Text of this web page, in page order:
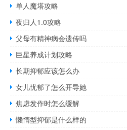
单人魔塔攻略
夜归人1.0攻略
父母有精神病会遗传吗
巨星养成计划攻略
长期抑郁应该怎么办
女儿忧郁了怎么开导她
焦虑发作时怎么缓解
懒惰型抑郁是什么样的